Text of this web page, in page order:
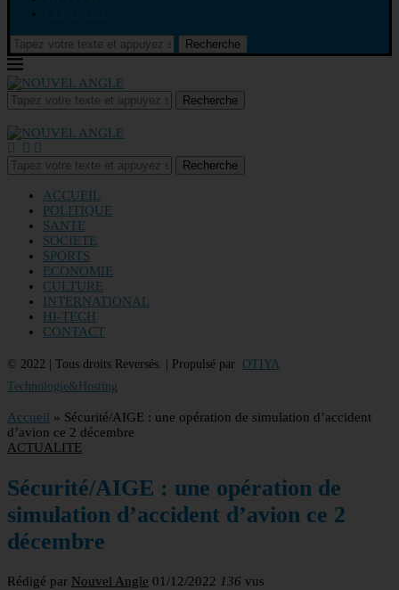
Recherche
Recherche
Recherche
ACCUEIL
POLITIQUE
SANTE
SOCIETE
SPORTS
ECONOMIE
CULTURE
INTERNATIONAL
HI-TECH
CONTACT
© 2022 | Tous droits Reversés. | Propulsé par OTIYA
Technologie&Hosting
Accueil » Sécurité/AIGE : une opération de simulation d’accident
d’avion ce 2 décembre
ACTUALITE
Sécurité/AIGE : une opération de
simulation d’accident d’avion ce 2
décembre
Rédigé par Nouvel Angle 01/12/2022 136 vus